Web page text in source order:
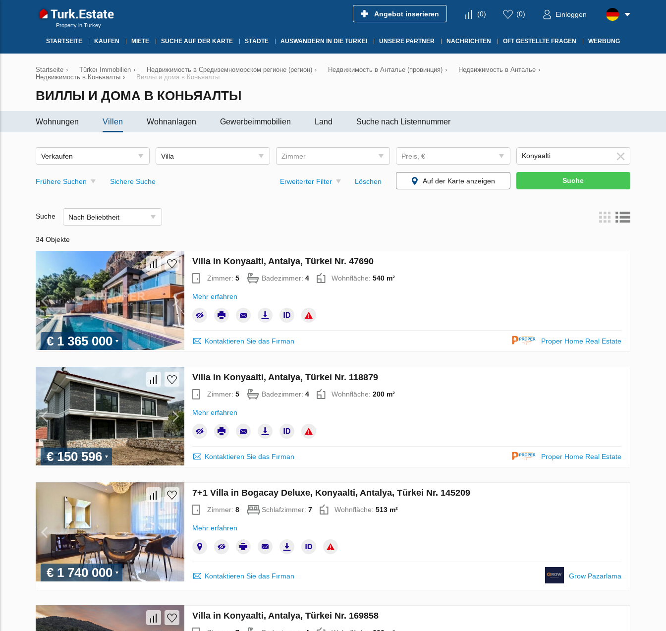
Property in Turkey
Angebot inserieren (0) (0) Einloggen
STARTSEITE KAUFEN MIETE SUCHE AUF DER KARTE STÄDTE AUSWANDERN IN DIE TÜRKEI UNSERE PARTNER NACHRICHTEN OFT GESTELLTE FRAGEN WERBUNG
Startseite › Türkeı Immobilien › Недвижимость в Средиземноморском регионе (регион) › Недвижимость в Анталье (провинция) › Недвижимость в Анталье ›
Недвижимость в Коньяалты › Виллы и дома в Коньяалты
ВИЛЛЫ И ДОМА В КОНЬЯАЛТЫ
Wohnungen Villen Wohnanlagen Gewerbeimmobilien Land Suche nach Listennummer
Verkaufen Villa Zimmer Preis, €
Frühere Suchen Sichere Suche Erweiterter Filter Löschen Auf der Karte anzeigen Suche
Suche Nach Beliebtheit
34 Objekte
€ 1 365 000
Villa in Konyaalti, Antalya, Türkei Nr. 47690
Zimmer: 5 Badezimmer: 4 Wohnfläche: 540 m²
Mehr erfahren
Kontaktieren Sie das Fırman Proper Home Real Estate
€ 150 596
Villa in Konyaalti, Antalya, Türkei Nr. 118879
Zimmer: 5 Badezimmer: 4 Wohnfläche: 200 m²
Mehr erfahren
Kontaktieren Sie das Fırman Proper Home Real Estate
€ 1 740 000
7+1 Villa in Bogacay Deluxe, Konyaalti, Antalya, Türkei Nr. 145209
Zimmer: 8 Schlafzimmer: 7 Wohnfläche: 513 m²
Mehr erfahren
Kontaktieren Sie das Fırman Grow Pazarlama
Villa in Konyaalti, Antalya, Türkei Nr. 169858